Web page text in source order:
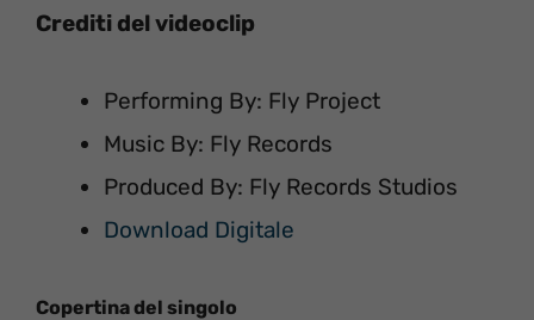
Crediti del videoclip
Performing By: Fly Project
Music By: Fly Records
Produced By: Fly Records Studios
Download Digitale
Copertina del singolo